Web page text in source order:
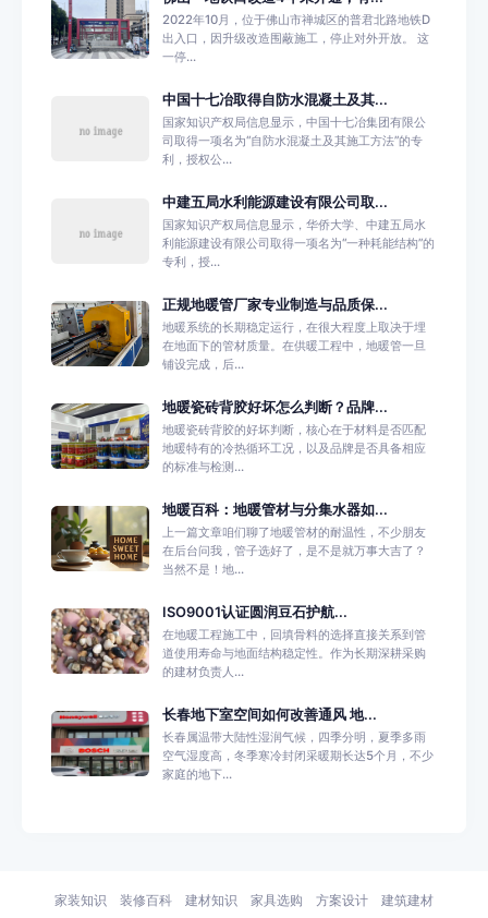
2022年10月，位于佛山市禅城区的普君北路地铁D
出入口，因升级改造围蔽施工，停止对外开放。 这
一停...
中国十七冶取得自防水混凝土及其...
国家知识产权局信息显示，中国十七冶集团有限公
司取得一项名为“自防水混凝土及其施工方法”的专
利，授权公...
中建五局水利能源建设有限公司取...
国家知识产权局信息显示，华侨大学、中建五局水
利能源建设有限公司取得一项名为“一种耗能结构”的
专利，授...
正规地暖管厂家专业制造与品质保...
地暖系统的长期稳定运行，在很大程度上取决于埋
在地面下的管材质量。在供暖工程中，地暖管一旦
铺设完成，后...
地暖瓷砖背胶好坏怎么判断？品牌...
地暖瓷砖背胶的好坏判断，核心在于材料是否匹配
地暖特有的冷热循环工况，以及品牌是否具备相应
的标准与检测...
地暖百科：地暖管材与分集水器如...
上一篇文章咱们聊了地暖管材的耐温性，不少朋友
在后台问我，管子选好了，是不是就万事大吉了？
当然不是！地...
ISO9001认证圆润豆石护航...
在地暖工程施工中，回填骨料的选择直接关系到管
道使用寿命与地面结构稳定性。作为长期深耕采购
的建材负责人...
长春地下室空间如何改善通风 地...
长春属温带大陆性湿润气候，四季分明，夏季多雨
空气湿度高，冬季寒冷封闭采暖期长达5个月，不少
家庭的地下...
家装知识 装修百科 建材知识 家具选购 方案设计 建筑建材